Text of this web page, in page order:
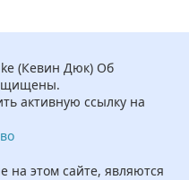
(Кевин Дюк) Об
активную ссылку на
на этом сайте, являются